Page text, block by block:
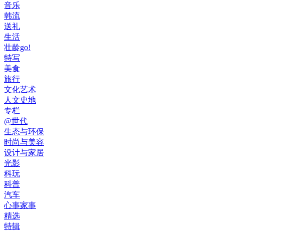
音乐
韩流
送礼
生活
壮龄go!
特写
美食
旅行
文化艺术
人文史地
专栏
@世代
生态与环保
时尚与美容
设计与家居
光影
科玩
科普
汽车
心事家事
精选
特辑